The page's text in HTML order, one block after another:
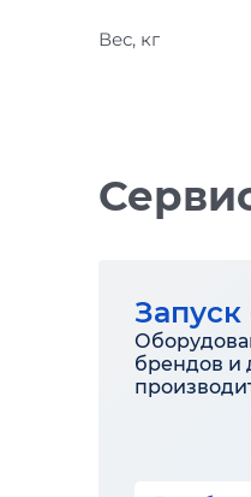
Вес, кг
Запуск
брендов и